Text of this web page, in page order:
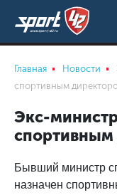
Главная Новости
спортивным
Экс-министр
Бывший министр
назначен